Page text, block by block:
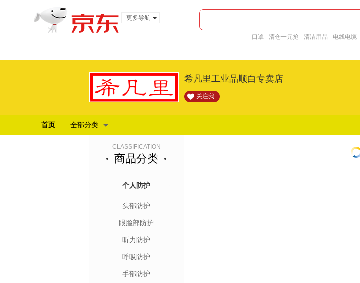
更多导航
口罩 清仓一元抢 清洁用品 电线电缆
希凡里工业品顺白专卖店
关注我
首页 全部分类
CLASSIFICATION
商品分类
个人防护
头部防护
眼脸部防护
听力防护
呼吸防护
手部防护